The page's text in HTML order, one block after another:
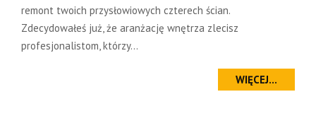
remont twoich przysłowiowych czterech ścian.
Zdecydowałeś już, że aranżację wnętrza zlecisz
profesjonalistom, którzy...
WIĘCEJ...